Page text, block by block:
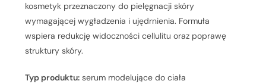
kosmetyk przeznaczony do pielęgnacji skóry
wymagającej wygładzenia i ujędrnienia. Formuła
wspiera redukcję widoczności cellulitu oraz poprawę
struktury skóry.
Typ produktu: serum modelujące do ciała